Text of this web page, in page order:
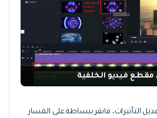
مقطع فيديو الخلفية
التأثيرات، فانقر ببساطة على المسار